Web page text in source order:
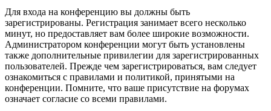
Для входа на конференцию вы должны быть
зарегистрированы. Регистрация занимает всего несколько
минут, но предоставляет вам более широкие возможности.
Администратором конференции могут быть установлены
также дополнительные привилегии для зарегистрированных
пользователей. Прежде чем зарегистрироваться, вам следует
ознакомиться с правилами и политикой, принятыми на
конференции. Помните, что ваше присутствие на форумах
означает согласие со всеми правилами.